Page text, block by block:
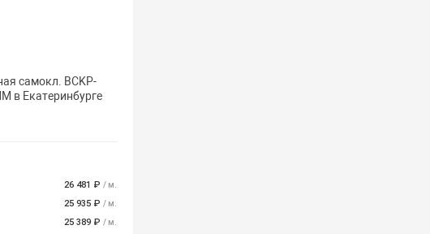
самокл. BCKP-
в Екатеринбурге
26 481 ₽ / м.
25 935 ₽ / м.
25 389 ₽ / м.